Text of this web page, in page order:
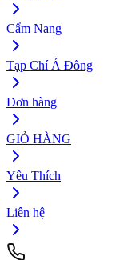
Cẩm Nang
Tạp Chí Á Đông
Đơn hàng
GIỎ HÀNG
Yêu Thích
Liên hệ